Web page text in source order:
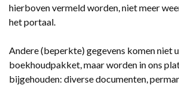
hierboven vermeld worden, niet meer
het portaal.
Andere (beperkte) gegevens komen niet
boekhoudpakket, maar worden in ons
bijgehouden: diverse documenten,